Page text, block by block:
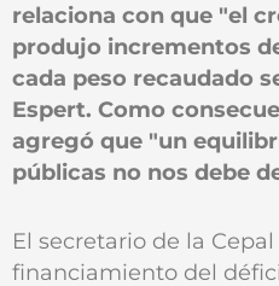
relaciona con que "el
produjo incrementos
cada peso recaudado
Espert. Como
agregó que "un
públicas no nos debe
El secretario de la
financiamiento del